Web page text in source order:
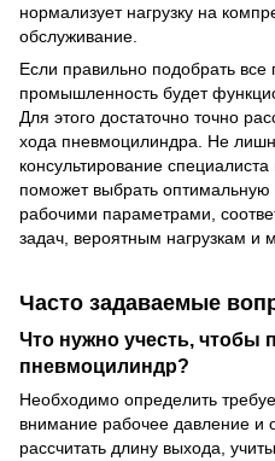
нормализует нагрузку на
обслуживание.
Если правильно подобрать все
промышленность будет
Для этого достаточно точно
хода пневмоцилиндра. Не
консультирование
поможет выбрать
рабочими параметрами,
задач, вероятным нагрузкам и
Часто задаваемые
Что нужно учесть, чтобы
пневмоцилиндр?
Необходимо определить
внимание рабочее давление и
рассчитать длину выхода,